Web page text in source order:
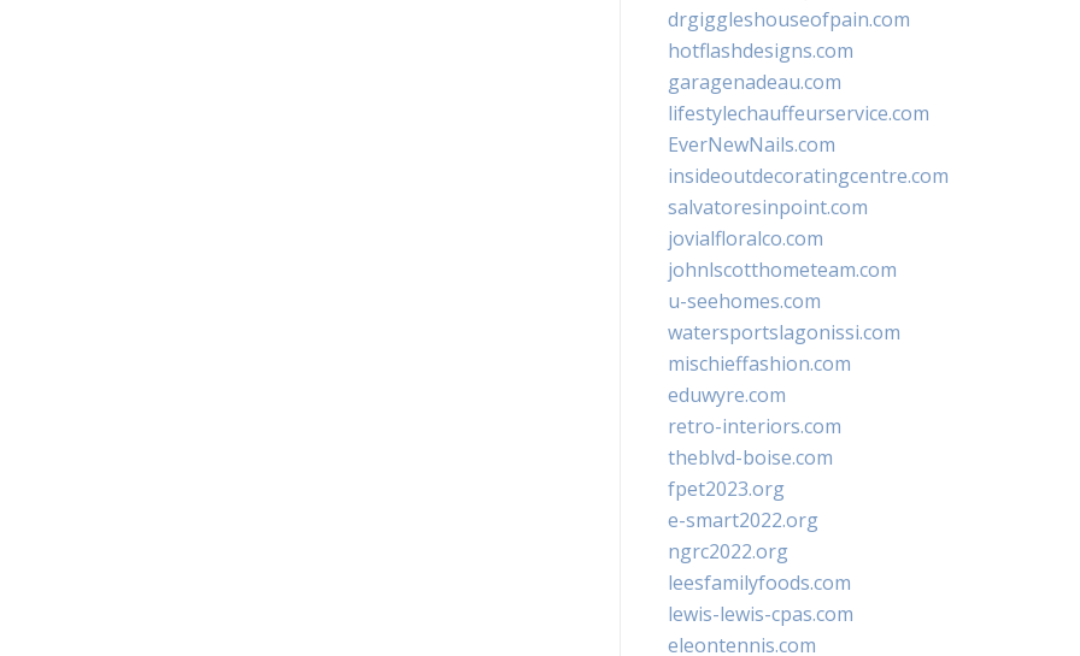
drgiggleshouseofpain.com
hotflashdesigns.com
garagenadeau.com
lifestylechauffeurservice.com
EverNewNails.com
insideoutdecoratingcentre.com
salvatoresinpoint.com
jovialfloralco.com
johnlscotthometeam.com
u-seehomes.com
watersportslagonissi.com
mischieffashion.com
eduwyre.com
retro-interiors.com
theblvd-boise.com
fpet2023.org
e-smart2022.org
ngrc2022.org
leesfamilyfoods.com
lewis-lewis-cpas.com
eleontennis.com